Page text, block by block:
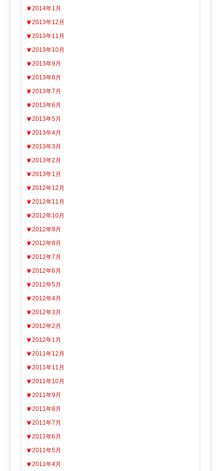
2014年1月
2013年12月
2013年11月
2013年10月
2013年9月
2013年8月
2013年7月
2013年6月
2013年5月
2013年4月
2013年3月
2013年2月
2013年1月
2012年12月
2012年11月
2012年10月
2012年9月
2012年8月
2012年7月
2012年6月
2012年5月
2012年4月
2012年3月
2012年2月
2012年1月
2011年12月
2011年11月
2011年10月
2011年9月
2011年8月
2011年7月
2011年6月
2011年5月
2011年4月